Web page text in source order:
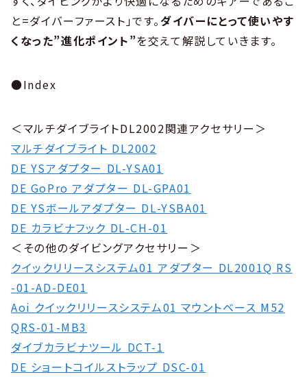
と=ダイバーファースト」です。ダイバーにとって使いやす
くなった”進化ポイント”を交えて解説していきます。
●Index
＜マルチダイブライトDL2002関連アクセサリー＞
マルチダイブライト DL2002
DE YSアダプター DL-YSA01
DE GoPro アダプター DL-GPA01
DE YSボールアダプター DL-YSBA01
DE カラビナフック DL-CH-01
＜その他のダイビングアクセサリー＞
クイックリリースシステム01 アダプター DL2001Q RS
-01-AD-DE01
Aoi クイックリリースシステム01 マウントベース M52
QRS-01-MB3
ダイブカラビナツール DCT-1
DE ショートコイルストラップ DSC-01